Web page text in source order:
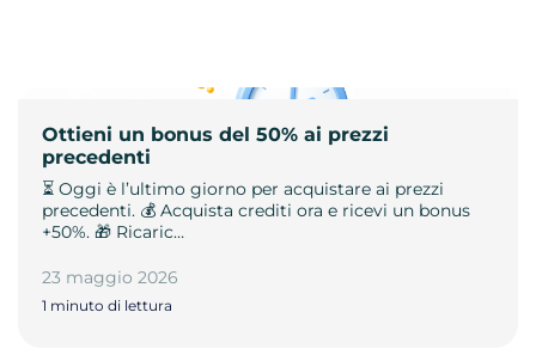
Ottieni un bonus del 50% ai prezzi
precedenti
⏳ Oggi è l’ultimo giorno per acquistare ai prezzi
precedenti. 💰 Acquista crediti ora e ricevi un bonus
+50%. 🎁 Ricaric…
23 maggio 2026
1 minuto di lettura